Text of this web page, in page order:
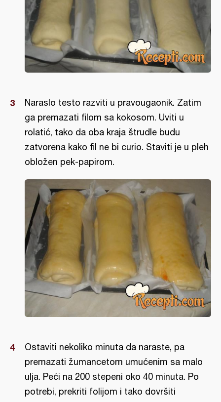
Naraslo testo razviti u pravougaonik. Zatim
ga premazati filom sa kokosom. Uviti u
rolatić, tako da oba kraja štrudle budu
zatvorena kako fil ne bi curio. Staviti je u pleh
obložen pek-papirom.
Ostaviti nekoliko minuta da naraste, pa
premazati žumancetom umućenim sa malo
ulja. Peći na 200 stepeni oko 40 minuta. Po
potrebi, prekriti folijom i tako dovršiti